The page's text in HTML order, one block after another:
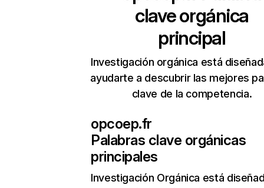
clave orgánica
principal
Investigación orgánica está
ayudarte a descubrir las mejores
clave de la competencia.
opcoep.fr
Palabras clave orgánicas
principales
Investigación Orgánica está